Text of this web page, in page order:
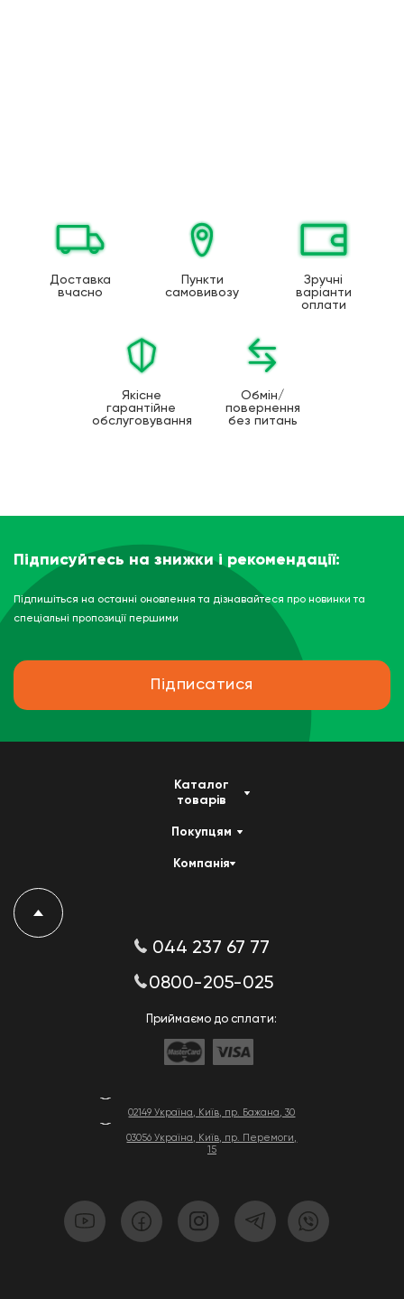
Доставка
вчасно
Пункти
самовивозу
Зручні
варіанти
оплати
Якісне
гарантійне
обслуговування
Обмін/
повернення
без питань
Підписуйтесь на знижки і рекомендації:
Підпишіться на останні оновлення та дізнавайтеся про новинки та
спеціальні пропозиції першими
Підписатися
02149 Україна, Київ, пр. Бажана, 30
03056 Україна, Київ, пр. Перемоги,
15
Каталог
товарів
Покупцям
Компанія
044 237 67 77
0800-205-025
Приймаємо до сплати: